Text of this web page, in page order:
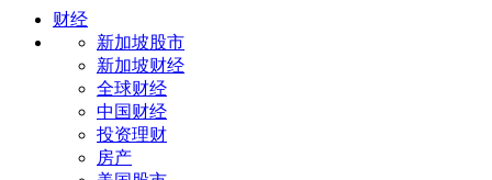
财经
新加坡股市
新加坡财经
全球财经
中国财经
投资理财
房产